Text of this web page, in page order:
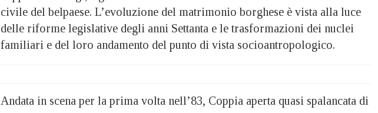
civile del belpaese. L’evoluzione del matrimonio borghese è vista alla luce
delle riforme legislative degli anni Settanta e le trasformazioni dei nuclei
familiari e del loro andamento del punto di vista socioantropologico.
Andata in scena per la prima volta nell’83, Coppia aperta quasi spalancata di